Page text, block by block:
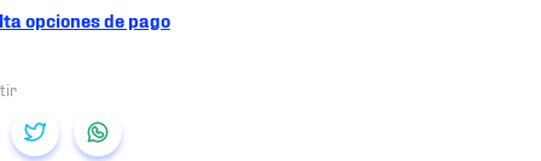
opciones de pago